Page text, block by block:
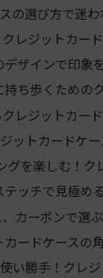
の選び方で迷
レジットカー
ザインで印象
ち歩くための
レジットカー
ットカードケ
グを楽しむ！ク
テッチで見極め
カーボンで選
ードケースの
い勝手！クレ